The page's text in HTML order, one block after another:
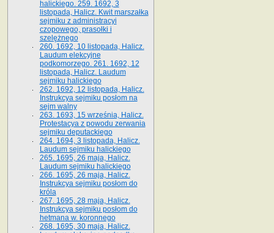
halickiego. 259. 1692, 3
listopada, Halicz. Kwit marszałka
sejmiku z administracyi
czopowego, prasołki i
szelężnego
260. 1692, 10 listopada, Halicz.
Laudum elekcyjne
podkomorzego. 261. 1692, 12
listopada, Halicz. Laudum
sejmiku halickiego
262. 1692, 12 listopada, Halicz.
Instrukcya sejmiku posłom na
sejm walny
263. 1693, 15 września, Halicz.
Protestacya z powodu zerwania
sejmiku deputackiego
264. 1694, 3 listopada, Halicz.
Laudum sejmiku halickiego
265. 1695, 26 maja, Halicz.
Laudum sejmiku halickiego
266. 1695, 26 maja, Halicz.
Instrukcya sejmiku posłom do
króla
267. 1695, 28 maja, Halicz.
Instrukcya sejmiku posłom do
hetmana w. koronnego
268. 1695, 30 maja, Halicz.